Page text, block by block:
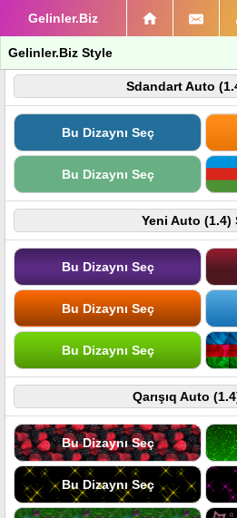
Gelinler.Biz
Gelinler.Biz Style
Sdandart Auto
Bu Dizaynı Seç
Bu Dizaynı Seç
Yeni Auto (1.4)
Bu Dizaynı Seç
Bu Dizaynı Seç
Bu Dizaynı Seç
Qarışıq Auto
Bu Dizaynı Seç
Bu Dizaynı Seç